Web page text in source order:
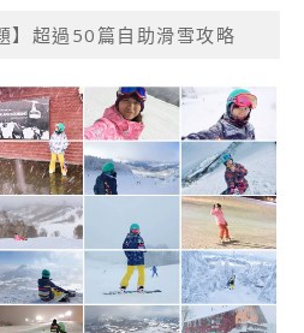
】超過50篇自助滑雪攻略